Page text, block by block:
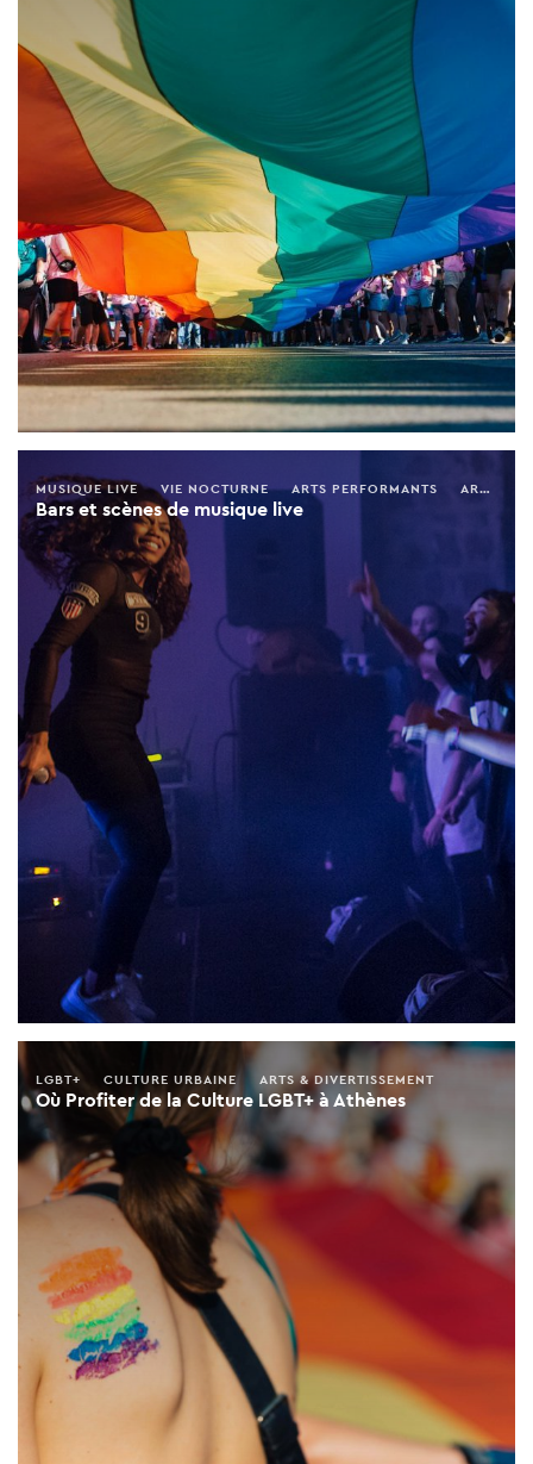
Bars et scènes de musique live
MUSIQUE LIVE VIE NOCTURNE ARTS PERFORMANTS ARTS & DIVERTISSEMENT
Où Profiter de la Culture LGBT+ à Athènes
LGBT+ CULTURE URBAINE ARTS & DIVERTISSEMENT